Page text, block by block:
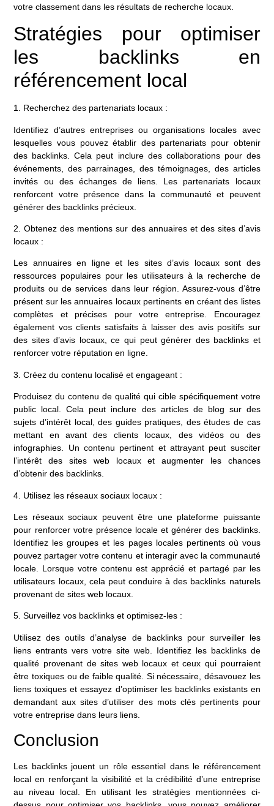
votre classement dans les résultats de recherche locaux.
Stratégies pour optimiser
les backlinks en
référencement local
1. Recherchez des partenariats locaux :
Identifiez d’autres entreprises ou organisations locales avec
lesquelles vous pouvez établir des partenariats pour obtenir
des backlinks. Cela peut inclure des collaborations pour des
événements, des parrainages, des témoignages, des articles
invités ou des échanges de liens. Les partenariats locaux
renforcent votre présence dans la communauté et peuvent
générer des backlinks précieux.
2. Obtenez des mentions sur des annuaires et des sites d’avis
locaux :
Les annuaires en ligne et les sites d’avis locaux sont des
ressources populaires pour les utilisateurs à la recherche de
produits ou de services dans leur région. Assurez-vous d’être
présent sur les annuaires locaux pertinents en créant des listes
complètes et précises pour votre entreprise. Encouragez
également vos clients satisfaits à laisser des avis positifs sur
des sites d’avis locaux, ce qui peut générer des backlinks et
renforcer votre réputation en ligne.
3. Créez du contenu localisé et engageant :
Produisez du contenu de qualité qui cible spécifiquement votre
public local. Cela peut inclure des articles de blog sur des
sujets d’intérêt local, des guides pratiques, des études de cas
mettant en avant des clients locaux, des vidéos ou des
infographies. Un contenu pertinent et attrayant peut susciter
l’intérêt des sites web locaux et augmenter les chances
d’obtenir des backlinks.
4. Utilisez les réseaux sociaux locaux :
Les réseaux sociaux peuvent être une plateforme puissante
pour renforcer votre présence locale et générer des backlinks.
Identifiez les groupes et les pages locales pertinents où vous
pouvez partager votre contenu et interagir avec la communauté
locale. Lorsque votre contenu est apprécié et partagé par les
utilisateurs locaux, cela peut conduire à des backlinks naturels
provenant de sites web locaux.
5. Surveillez vos backlinks et optimisez-les :
Utilisez des outils d’analyse de backlinks pour surveiller les
liens entrants vers votre site web. Identifiez les backlinks de
qualité provenant de sites web locaux et ceux qui pourraient
être toxiques ou de faible qualité. Si nécessaire, désavouez les
liens toxiques et essayez d’optimiser les backlinks existants en
demandant aux sites d’utiliser des mots clés pertinents pour
votre entreprise dans leurs liens.
Conclusion
Les backlinks jouent un rôle essentiel dans le référencement
local en renforçant la visibilité et la crédibilité d’une entreprise
au niveau local. En utilisant les stratégies mentionnées ci-